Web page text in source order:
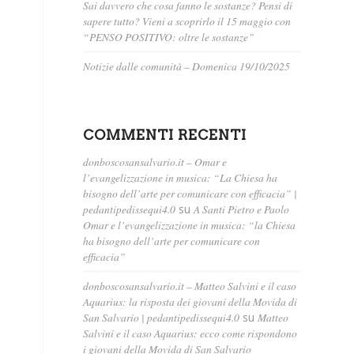
Sai davvero che cosa fanno le sostanze? Pensi di
sapere tutto? Vieni a scoprirlo il 15 maggio con
“PENSO POSITIVO: oltre le sostanze”
Notizie dalle comunità – Domenica 19/10/2025
COMMENTI RECENTI
donboscosansalvario.it – Omar e
l’evangelizzazione in musica: “La Chiesa ha
bisogno dell’arte per comunicare con efficacia” |
pedantipedissequi4.0 suA Santi Pietro e Paolo
Omar e l’evangelizzazione in musica: “la Chiesa
ha bisogno dell’arte per comunicare con
efficacia”
donboscosansalvario.it – Matteo Salvini e il caso
Aquarius: la risposta dei giovani della Movida di
San Salvario | pedantipedissequi4.0 suMatteo
Salvini e il caso Aquarius: ecco come rispondono
i giovani della Movida di San Salvario